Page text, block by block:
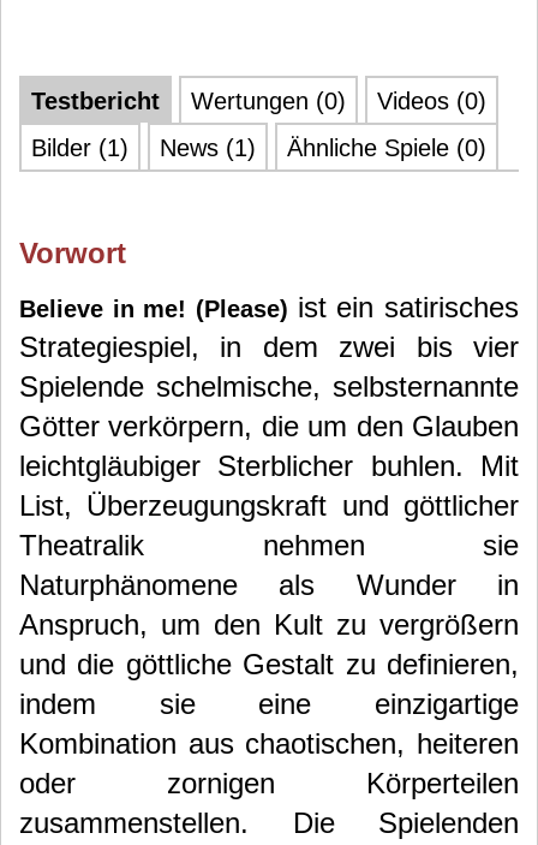
Testbericht Wertungen (0)
Videos (0)
Bilder (1)
News (1) Ähnliche Spiele (0)
Vorwort
Believe in me! (Please) ist ein satirisches
Strategiespiel, in dem zwei bis vier
Spielende schelmische, selbsternannte
Götter verkörpern, die um den Glauben
leichtgläubiger Sterblicher buhlen. Mit
List, Überzeugungskraft und göttlicher
Theatralik nehmen sie
Naturphänomene als Wunder in
Anspruch, um den Kult zu vergrößern
und die göttliche Gestalt zu definieren,
indem sie eine einzigartige
Kombination aus chaotischen, heiteren
oder zornigen Körperteilen
zusammenstellen. Die Spielenden